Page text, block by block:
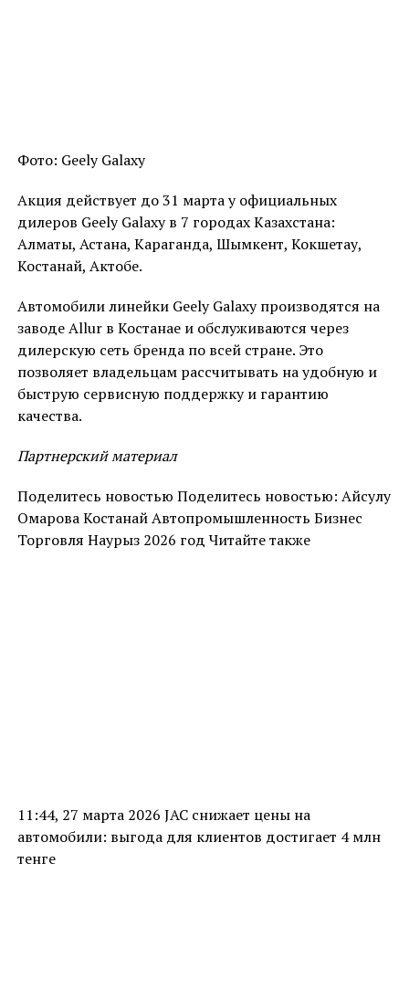
Фото: Geely Galaxy
Акция действует до 31 марта у официальных
дилеров Geely Galaxy в 7 городах Казахстана:
Алматы, Астана, Караганда, Шымкент, Кокшетау,
Костанай, Актобе.
Автомобили линейки Geely Galaxy производятся на
заводе Allur в Костанае и обслуживаются через
дилерскую сеть бренда по всей стране. Это
позволяет владельцам рассчитывать на удобную и
быструю сервисную поддержку и гарантию
качества.
Партнерский материал
Поделитесь новостью Поделитесь новостью: Айсулу
Омарова Костанай Автопромышленность Бизнес
Торговля Наурыз 2026 год Читайте также
11:44, 27 марта 2026 JAC снижает цены на
автомобили: выгода для клиентов достигает 4 млн
тенге